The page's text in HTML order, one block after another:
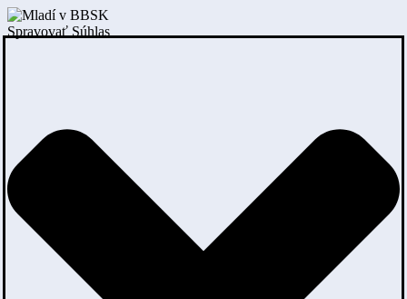
Spravovať Súhlas